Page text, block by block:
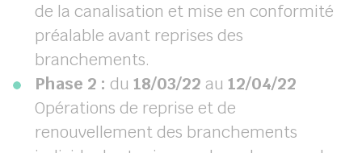
de la canalisation et mise en conformité
préalable avant reprises des
branchements.
Phase 2 : du 18/03/22 au 12/04/22
Opérations de reprise et de
renouvellement des branchements